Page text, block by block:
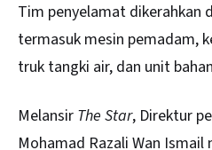
Tim penyelamat dikerahkan
termasuk mesin pemadam,
truk tangki air, dan unit
Melansir The Star, Direktur
Mohamad Razali Wan Ismail